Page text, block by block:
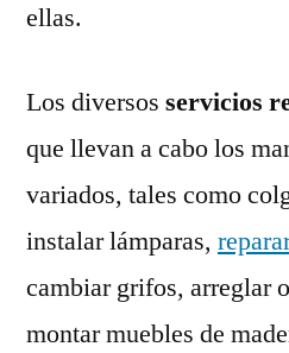
ellas.
Los diversos servicios
que llevan a cabo los
variados, tales como
instalar lámparas,
cambiar grifos, arreglar
montar muebles de